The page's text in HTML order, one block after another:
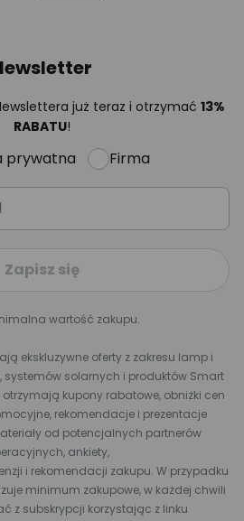
już teraz i otrzymać 13%
RABATU!
prywatna Firma
Zapisz się
wartość zakupu.
ekskluzywne oferty z zakresu lamp i
systemów solarnych i produktów Smart
kupony rabatowe, obniżki cen
rekomendacje i prezentacje
od potencjalnych partnerów
ankiety,
i rekomendacji zakupu. W przypadku
minimum zakupowe, w każdej chwili
z subskrypcji korzystając z linku